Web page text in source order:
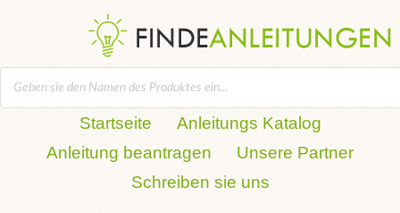
Startseite
Anleitungs Katalog
Anleitung beantragen
Unsere Partner
Schreiben sie uns